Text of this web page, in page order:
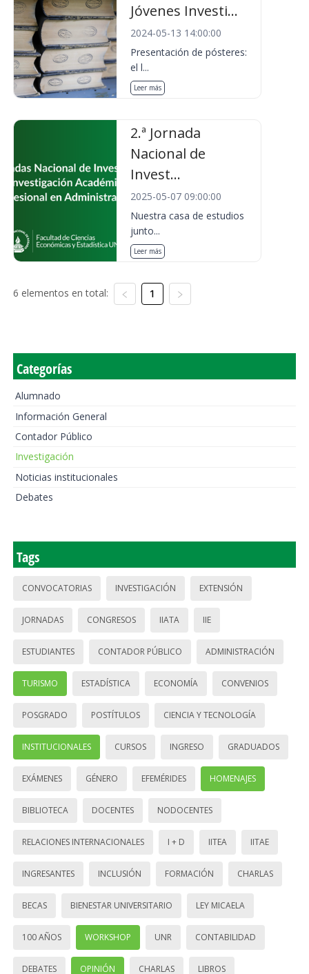
Jóvenes Investi...
2024-05-13 14:00:00
Presentación de pósteres:
el l...
Leer más
2.ª Jornada
Nacional de
Invest...
2025-05-07 09:00:00
Nuestra casa de estudios
junto...
Leer más
6 elementos en total: 1
Categorías
Alumnado
Información General
Contador Público
Investigación
Noticias institucionales
Debates
Tags
CONVOCATORIAS INVESTIGACIÓN EXTENSIÓN
JORNADAS CONGRESOS IIATA IIE
ESTUDIANTES CONTADOR PÚBLICO ADMINISTRACIÓN
TURISMO ESTADÍSTICA ECONOMÍA CONVENIOS
POSGRADO POSTÍTULOS CIENCIA Y TECNOLOGÍA
INSTITUCIONALES CURSOS INGRESO GRADUADOS
EXÁMENES GÉNERO EFEMÉRIDES HOMENAJES
BIBLIOTECA DOCENTES NODOCENTES
RELACIONES INTERNACIONALES I + D IITEA IITAE
INGRESANTES INCLUSIÓN FORMACIÓN CHARLAS
BECAS BIENESTAR UNIVERSITARIO LEY MICAELA
100 AÑOS WORKSHOP UNR CONTABILIDAD
DEBATES OPINIÓN CHARLAS LIBROS